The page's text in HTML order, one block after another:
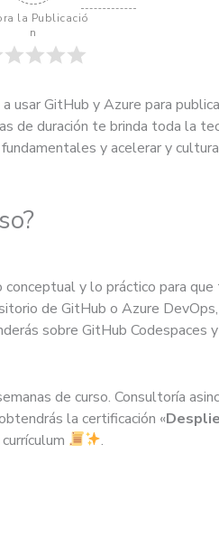
la Publicació
n
usar GitHub y Azure para
de duración te brinda toda la
y acelerar y
y lo práctico para
de GitHub o Azure
sobre GitHub Codespaces
de curso. Consultoría
la certificación «
.